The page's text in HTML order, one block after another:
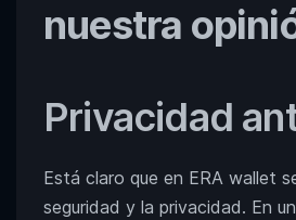
nuestra
Privacidad
Está claro que en ERA wallet
seguridad y la privacidad. En